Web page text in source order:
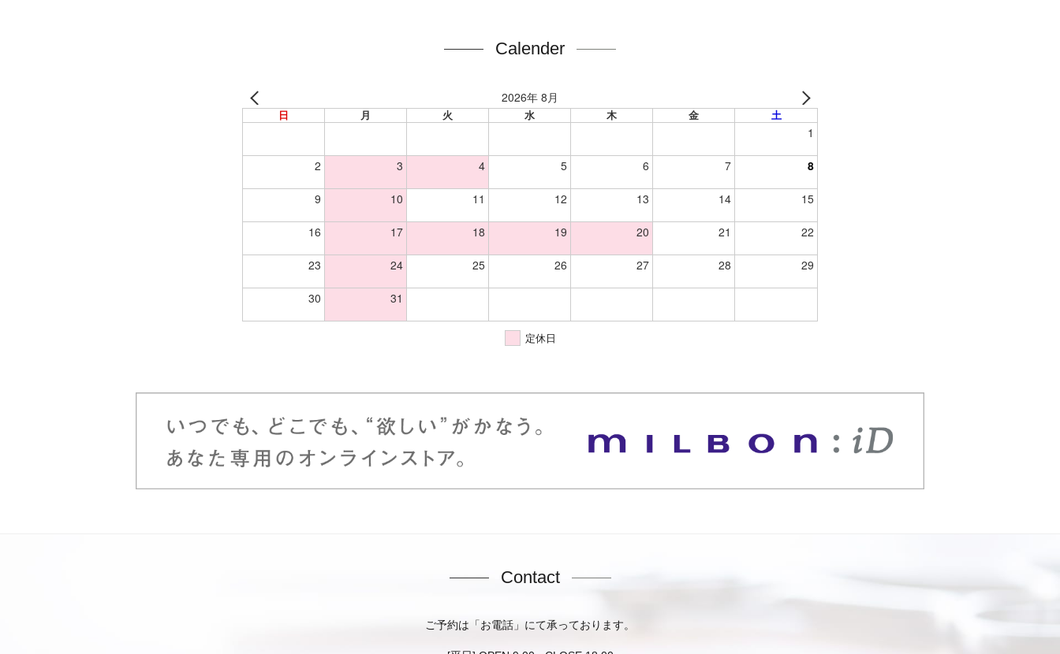
Calender
2026年 8月
日 月 火 水 木 金 土
1
2 3 4 5 6 7 8
9 10 11 12 13 14 15
16 17 18 19 20 21 22
23 24 25 26 27 28 29
30 31
定休日
Contact
ご予約は「お電話」にて承っております。